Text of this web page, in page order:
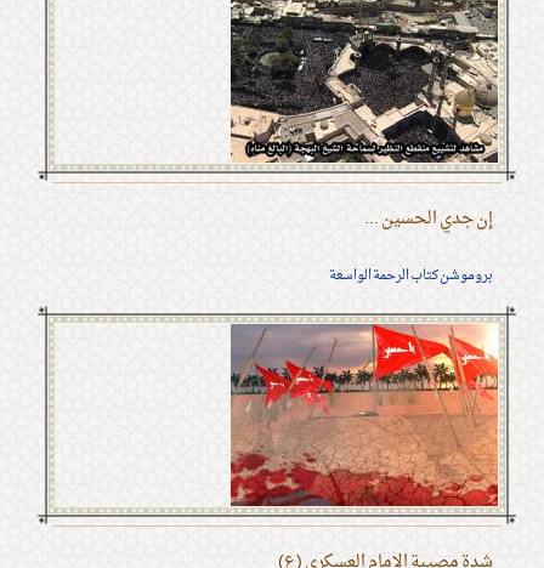
إن جدي الحسين ...
بروموشن كتاب الرحمة الواسعة